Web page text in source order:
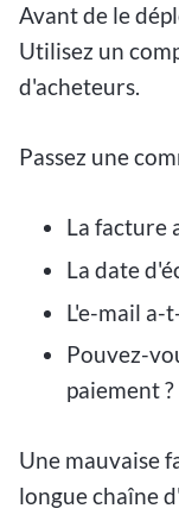
Avant de le
Utilisez un
d'acheteurs.
Passez une
La facture
La date
L'e-mail a-
Pouvez-
paiement ?
Une mauvaise
longue chaîne